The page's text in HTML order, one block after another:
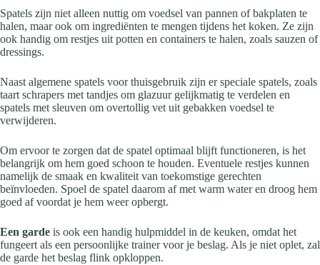
Spatels zijn niet alleen nuttig om voedsel van pannen of bakplaten te
halen, maar ook om ingrediënten te mengen tijdens het koken. Ze zijn
ook handig om restjes uit potten en containers te halen, zoals sauzen of
dressings.
Naast algemene spatels voor thuisgebruik zijn er speciale spatels, zoals
taart schrapers met tandjes om glazuur gelijkmatig te verdelen en
spatels met sleuven om overtollig vet uit gebakken voedsel te
verwijderen.
Om ervoor te zorgen dat de spatel optimaal blijft functioneren, is het
belangrijk om hem goed schoon te houden. Eventuele restjes kunnen
namelijk de smaak en kwaliteit van toekomstige gerechten
beïnvloeden. Spoel de spatel daarom af met warm water en droog hem
goed af voordat je hem weer opbergt.
Een garde is ook een handig hulpmiddel in de keuken, omdat het
fungeert als een persoonlijke trainer voor je beslag. Als je niet oplet, zal
de garde het beslag flink opkloppen.